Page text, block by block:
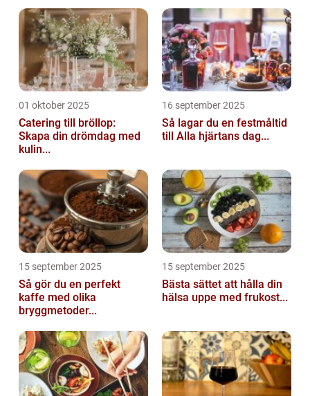
01 oktober 2025
Catering till bröllop:
Skapa din drömdag med
kulin...
16 september 2025
Så lagar du en festmåltid
till Alla hjärtans dag...
15 september 2025
Så gör du en perfekt
kaffe med olika
bryggmetoder...
15 september 2025
Bästa sättet att hålla din
hälsa uppe med frukost...